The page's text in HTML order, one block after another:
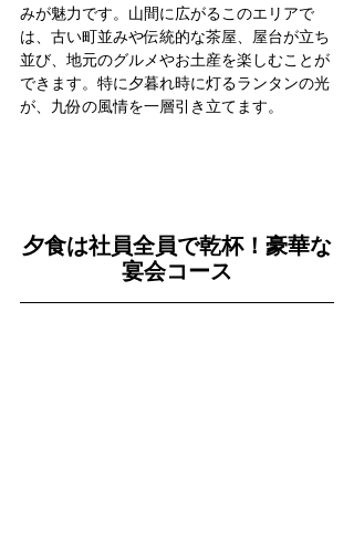
みが魅力です。山間に広がるこのエリアで
は、古い町並みや伝統的な茶屋、屋台が立ち
並び、地元のグルメやお土産を楽しむことが
できます。特に夕暮れ時に灯るランタンの光
が、九份の風情を一層引き立てます。
夕食は社員全員で乾杯！豪華な
宴会コース